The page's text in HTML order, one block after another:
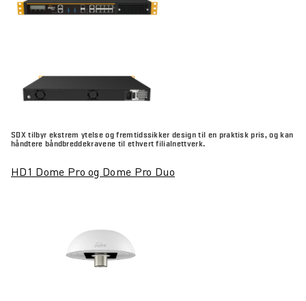
SDX tilbyr ekstrem ytelse og fremtidssikker design til en praktisk pris, og kan
håndtere båndbreddekravene til ethvert filialnettverk.
HD1 Dome Pro og Dome Pro Duo